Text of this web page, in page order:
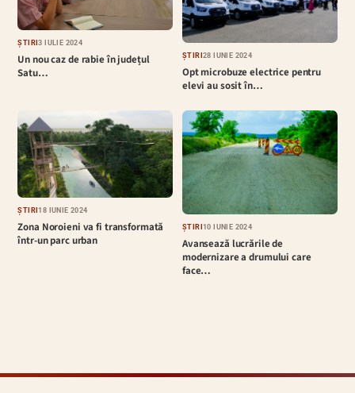
ȘTIRI3 IULIE 2024
Un nou caz de rabie în județul
Satu…
ȘTIRI28 IUNIE 2024
Opt microbuze electrice pentru
elevi au sosit în…
ȘTIRI18 IUNIE 2024
Zona Noroieni va fi transformată
într-un parc urban
ȘTIRI10 IUNIE 2024
Avansează lucrările de
modernizare a drumului care
face…